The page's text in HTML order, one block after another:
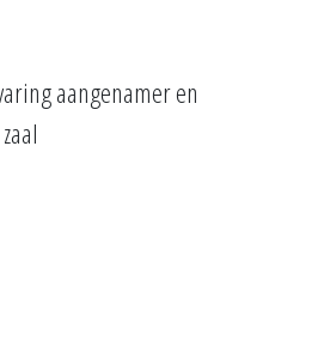
aangenamer en